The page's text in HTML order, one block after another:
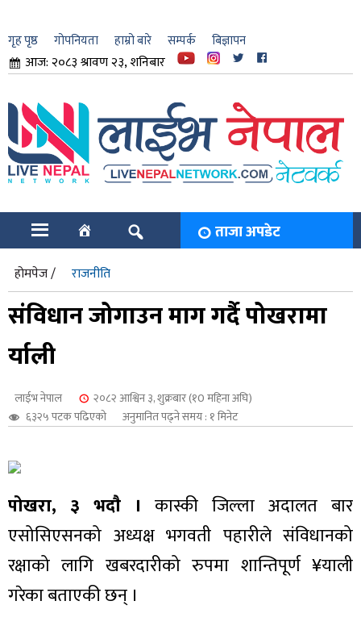
गृह पृष्ठ गोपनियता हाम्रो बारे सम्पर्क बिज्ञापन
आज: २०८३ श्रावण २३, शनिबार
ताजा अपडेट
होमपेज / राजनीति
संविधान जोगाउन माग गर्दै पोखरामा
र्याली
लाईभ नेपाल
२०८२ आश्विन ३, शुक्रबार (१0 महिना अघि)
६३२५ पटक पढिएको
अनुमानित पढ्ने समय : १ मिनेट
पोखरा, ३ भदाै । कास्की जिल्ला अदालत बार
एसोसिएसनको अध्यक्ष भगवती पहारीले संविधानको
रक्षाको लागि खबरदारीको रुपमा शान्तिपूर्ण ¥याली
गरेका बताएकी छन् ।